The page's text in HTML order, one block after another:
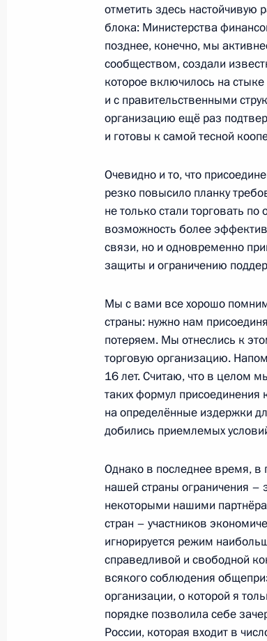
18 сентября 2014 года,
Телефонный разговор с
Вернером Файманом
18 сентября 2014 года, 21:00
Заседание
Встреча с Президентом
18 сентября 2014 года, 14:30
17 сентября 2014 года,
Совещание по
17 сентября 2014 года, 20:30
Встреча с вновь
Российской Федерации
17 сентября 2014 года, 19:10
Встреча с председателем
Миллером
отметить здесь настойчивую
блока: Министерства
позднее, конечно, мы
сообществом, создали
которое включилось на
и с правительственными
организацию ещё раз
и готовы к самой тесной
Очевидно и то, что
резко повысило планку
не только стали торговать
возможность более
связи, но и одновременно
защиты и ограничению
Мы с вами все хорошо помним
страны: нужно нам
потеряем. Мы отнеслись к
торговую организацию.
16 лет. Считаю, что в целом
таких формул
на определённые издержки
добились приемлемых
Однако в последнее время, в
нашей страны ограничения –
некоторыми нашими
стран – участников
игнорируется режим
справедливой и свободной
всякого соблюдения
организации, о которой я
порядке позволила себе
России, которая входит в